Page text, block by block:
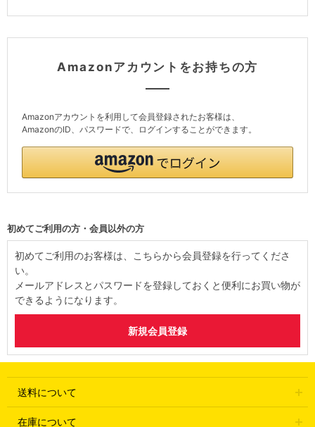
Amazonアカウントをお持ちの方
Amazonアカウントを利用して会員登録されたお客様は、
AmazonのID、パスワードで、ログインすることができます。
初めてご利用の方・会員以外の方
初めてご利用のお客様は、こちらから会員登録を行ってくださ
い。
メールアドレスとパスワードを登録しておくと便利にお買い物が
できるようになります。
送料について
在庫について